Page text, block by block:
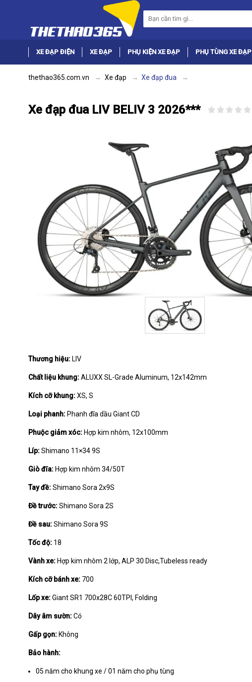
XE ĐẠP ĐIỆN XE ĐẠP PHỤ KIỆN XE ĐẠP PHỤ TÙNG XE ĐẠP
thethao365.com.vn Xe đạp Xe đạp đua
Xe đạp đua LIV BELIV 3 2026***
Thương hiệu: LIV
Chất liệu khung:ALUXX SL-Grade Aluminum, 12x142mm
Kích cỡ khung:XS, S
Loại phanh: Phanh đĩa dầu Giant CD
Phuộc giảm xóc: Hợp kim nhôm, 12x100mm
Líp:Shimano 11×34 9S
Giò đĩa: Hợp kim nhôm 34/50T
Tay đề:Shimano Sora 2x9S
Đề trước:Shimano Sora 2S
Đề sau:Shimano Sora 9S
Tốc độ: 18
Vành xe: Hợp kim nhôm 2 lớp, ALP 30 Disc,Tubeless ready
Kích cỡ bánh xe: 700
Lốp xe:Giant SR1 700x28C 60TPI, Folding
Dây âm sườn:Có
Gấp gọn: Không
Bảo hành:
05 năm cho khung xe / 01 năm cho phụ tùng